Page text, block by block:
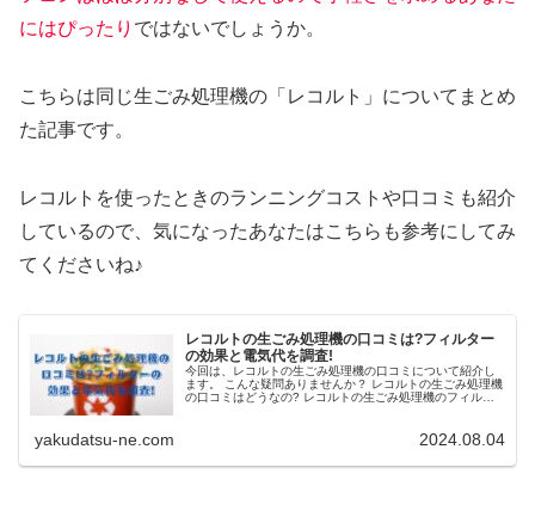
にはぴったり ではないでしょうか。
こちらは同じ生ごみ処理機の「レコルト」についてまとめ
た記事です。
レコルトを使ったときのランニングコストや口コミも紹介
しているので、気になったあなたはこちらも参考にしてみ
てくださいね♪
レコルトの生ごみ処理機の口コミは?フィルター
の効果と電気代を調査!
今回は、レコルトの生ごみ処理機の口コミについて紹介し
ます。 こんな疑問ありませんか？ レコルトの生ごみ処理機
の口コミはどうなの? レコルトの生ごみ処理機のフィルタ
yakudatsu-ne.com 2024.08.04